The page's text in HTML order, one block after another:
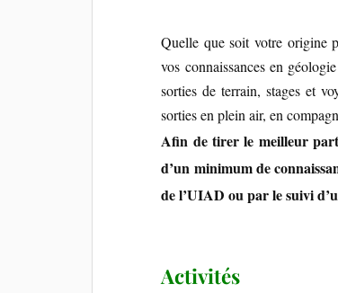
Quelle que soit votre origine
vos connaissances en
sorties de terrain, stages et
sorties en plein air, en
Afin de tirer le meilleur
d’un minimum de
de l’UIAD ou par le suivi
Activités